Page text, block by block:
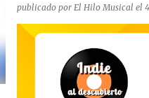
publicado por El Hilo Musical el